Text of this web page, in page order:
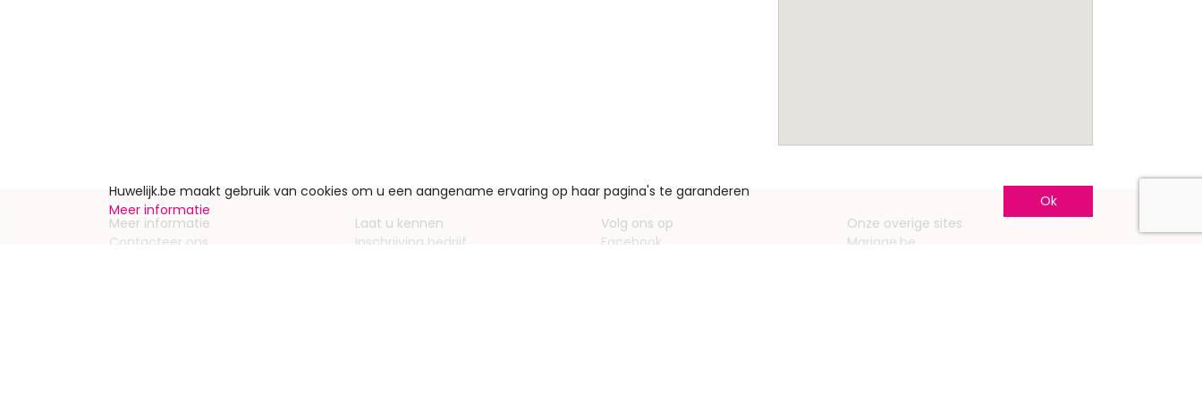
Meer informatie
Contacteer ons
Laat u kennen
Inschrijving bedrijf
Volg ons op
Facebook
Onze overige sites
Mariage.be
Huwelijk.be maakt gebruik van cookies om u een aangename ervaring op haar pagina's te garanderen
Meer informatie
Ok